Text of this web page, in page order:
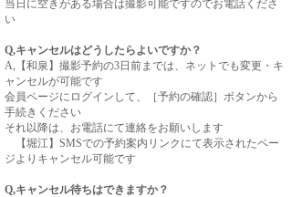
当日に空きがある場合は撮影可能ですのでお電話くださ
い
Q,キャンセルはどうしたらよいですか？
A,【和泉】撮影予約の3日前までは、ネットでも変更・キ
ャンセルが可能です
会員ページにログインして、［予約の確認］ボタンから
手続きください
それ以降は、お電話にて連絡をお願いします
【堀江】SMSでの予約案内リンクにて表示されたペー
ジよりキャンセル可能です
Q,キャンセル待ちはできますか？